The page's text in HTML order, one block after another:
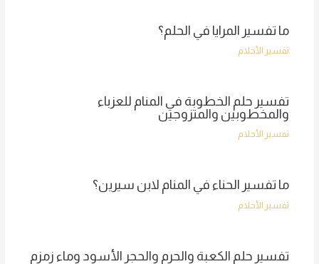
ما تفسير المرايا في الحلم؟
تفسير الأحلام
تفسير حلم الخطوبة في المنام للعزباء
والمخطوبين والمتزوجين
تفسير الأحلام
ما تفسير الحناء في المنام لابن سيرين؟
تفسير الأحلام
تفسير حلم الكعبة والحرم والحجر الأسود وماء زمزم